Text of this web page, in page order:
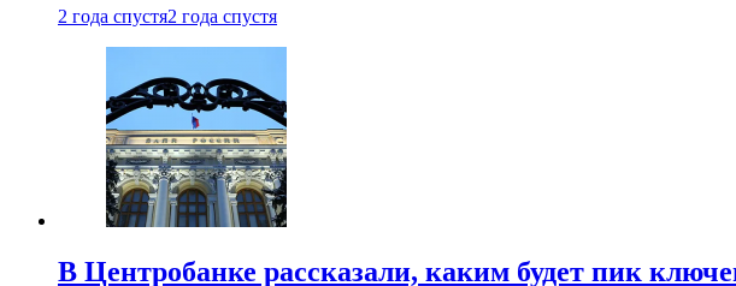
2 года спустя2 года спустя
В Центробанке рассказали, каким будет пик